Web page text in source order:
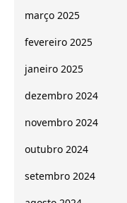
março 2025
fevereiro 2025
janeiro 2025
dezembro 2024
novembro 2024
outubro 2024
setembro 2024